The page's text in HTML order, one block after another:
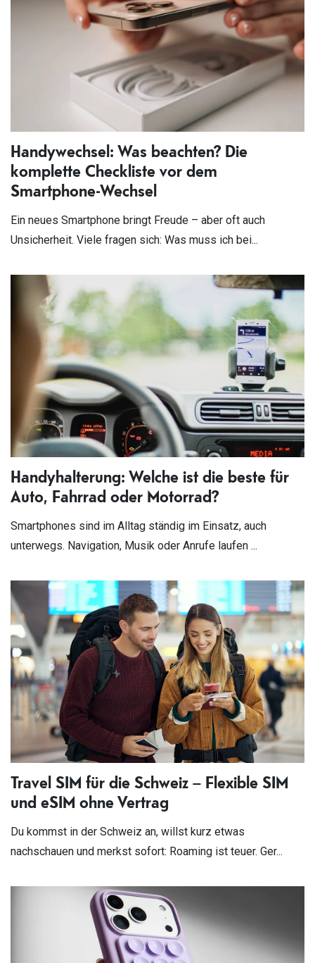
Handywechsel: Was beachten? Die
komplette Checkliste vor dem
Smartphone-Wechsel
Ein neues Smartphone bringt Freude – aber oft auch
Unsicherheit. Viele fragen sich: Was muss ich bei...
Handyhalterung: Welche ist die beste für
Auto, Fahrrad oder Motorrad?
Smartphones sind im Alltag ständig im Einsatz, auch
unterwegs. Navigation, Musik oder Anrufe laufen ...
Travel SIM für die Schweiz – Flexible SIM
und eSIM ohne Vertrag
Du kommst in der Schweiz an, willst kurz etwas
nachschauen und merkst sofort: Roaming ist teuer. Ger...